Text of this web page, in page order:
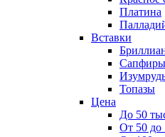
Платина
Вставки
Сапфиры
Топазы
Цена
До 50
От 50 до